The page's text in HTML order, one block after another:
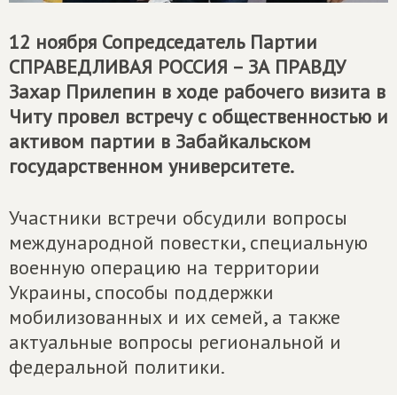
12 ноября Сопредседатель Партии
СПРАВЕДЛИВАЯ РОССИЯ – ЗА ПРАВДУ
Захар Прилепин в ходе рабочего визита в
Читу провел встречу с общественностью и
активом партии в Забайкальском
государственном университете.
Участники встречи обсудили вопросы
международной повестки, специальную
военную операцию на территории
Украины, способы поддержки
мобилизованных и их семей, а также
актуальные вопросы региональной и
федеральной политики.